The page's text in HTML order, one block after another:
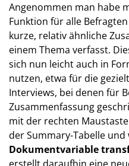
Angenommen man habe
Funktion für alle
kurze, relativ ähnliche
einem Thema verfasst.
sich nun leicht auch in
nutzen, etwa für die
Interviews, bei denen für
Zusammenfassung
mit der rechten
der Summary-Tabelle und
Dokumentvariable